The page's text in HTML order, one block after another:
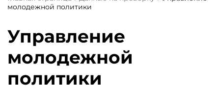
молодежной политики
Управление
молодежной
политики